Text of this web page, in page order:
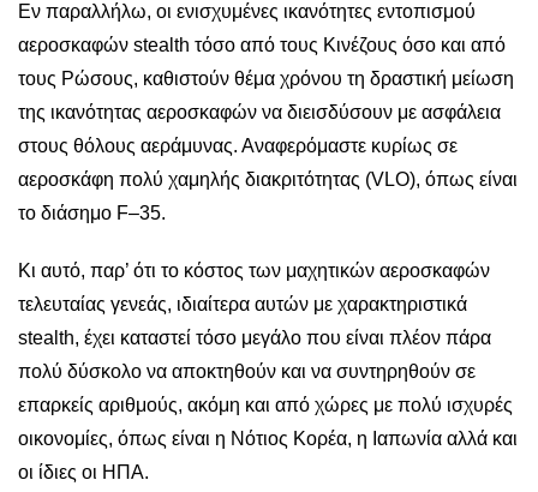
Εν παραλλήλω, οι ενισχυμένες ικανότητες εντοπισμού
αεροσκαφών stealth τόσο από τους Κινέζους όσο και από
τους Ρώσους, καθιστούν θέμα χρόνου τη δραστική μείωση
της ικανότητας αεροσκαφών να διεισδύσουν με ασφάλεια
στους θόλους αεράμυνας. Αναφερόμαστε κυρίως σε
αεροσκάφη πολύ χαμηλής διακριτότητας (VLO), όπως είναι
το διάσημο F–35.
Κι αυτό, παρ’ ότι το κόστος των μαχητικών αεροσκαφών
τελευταίας γενεάς, ιδιαίτερα αυτών με χαρακτηριστικά
stealth, έχει καταστεί τόσο μεγάλο που είναι πλέον πάρα
πολύ δύσκολο να αποκτηθούν και να συντηρηθούν σε
επαρκείς αριθμούς, ακόμη και από χώρες με πολύ ισχυρές
οικονομίες, όπως είναι η Νότιος Κορέα, η Ιαπωνία αλλά και
οι ίδιες οι ΗΠΑ.